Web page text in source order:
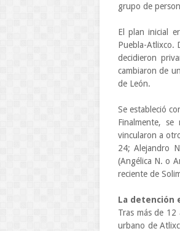
grupo de
El plan inicial
Puebla-Atlixco.
decidieron
cambiaron de
de León.
Se estableció
Finalmente,
vincularon a
24; Alejandro
(Angélica N. o
reciente de
La detención
Tras más de
urbano de